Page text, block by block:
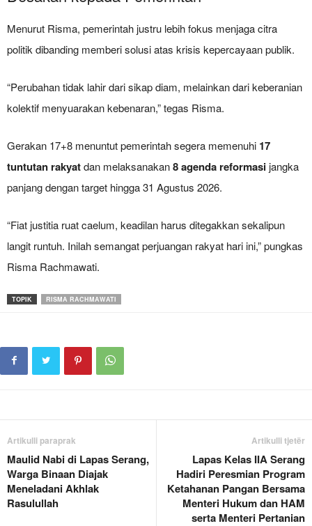
Menurut Risma, pemerintah justru lebih fokus menjaga citra
politik dibanding memberi solusi atas krisis kepercayaan publik.
“Perubahan tidak lahir dari sikap diam, melainkan dari keberanian
kolektif menyuarakan kebenaran,” tegas Risma.
Gerakan 17+8 menuntut pemerintah segera memenuhi 17
tuntutan rakyatdan melaksanakan8 agenda reformasijangka
panjang dengan target hingga 31 Agustus 2026.
“Fiat justitia ruat caelum, keadilan harus ditegakkan sekalipun
langit runtuh. Inilah semangat perjuangan rakyat hari ini,” pungkas
Risma Rachmawati.
TOPIK RISMA RACHMAWATI
Artikulli paraprak
Maulid Nabi di Lapas Serang,
Warga Binaan Diajak
Meneladani Akhlak
Rasulullah
Artikulli tjetër
Lapas Kelas IIA Serang
Hadiri Peresmian Program
Ketahanan Pangan Bersama
Menteri Hukum dan HAM
serta Menteri Pertanian